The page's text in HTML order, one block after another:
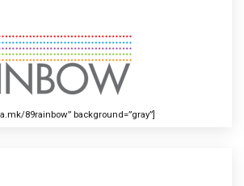
89rainbow” background=”gray”]